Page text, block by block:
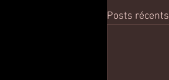
Posts récents